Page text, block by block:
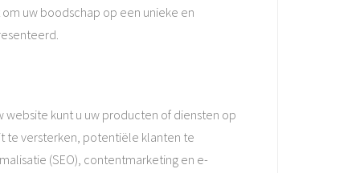
uw boodschap op een unieke en
kunt u uw producten of diensten op
te versterken, potentiële klanten te
(SEO), contentmarketing en e-